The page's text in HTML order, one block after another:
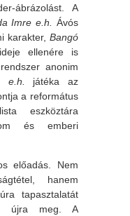
ábrázolást. A
Imre e.h. Ávós
karakter, Bangó
ellenére is
anonim
e.h.
játéka az
a református
eszköztára
és emberi
előadás. Nem
hanem
tapasztalatát
újra meg. A